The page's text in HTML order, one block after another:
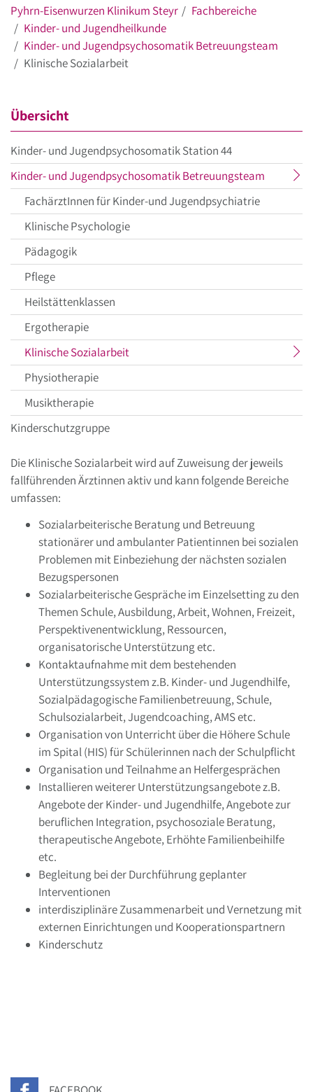
Pyhrn-Eisenwurzen Klinikum Steyr
Fachbereiche
Kinder- und Jugendheilkunde
Kinder- und Jugendpsychosomatik Betreuungsteam
Klinische Sozialarbeit
Übersicht
Kinder- und Jugendpsychosomatik Station 44
Kinder- und Jugendpsychosomatik Betreuungsteam aktueller
FachärztInnen für Kinder-und Jugendpsychiatrie
Klinische Psychologie
Pädagogik
Pflege
Heilstättenklassen
Ergotherapie
Klinische Sozialarbeitaktueller
Menüpunkt
Physiotherapie
Musiktherapie
Kinderschutzgruppe
Die Klinische Sozialarbeit wird auf Zuweisung der jeweils
fallführenden Ärztinnen aktiv und kann folgende Bereiche
umfassen:
Sozialarbeiterische Beratung und Betreuung
stationärer und ambulanter Patientinnen bei sozialen
Problemen mit Einbeziehung der nächsten sozialen
Bezugspersonen
Sozialarbeiterische Gespräche im Einzelsetting zu den
Themen Schule, Ausbildung, Arbeit, Wohnen, Freizeit,
Perspektivenentwicklung, Ressourcen,
organisatorische Unterstützung etc.
Kontaktaufnahme mit dem bestehenden
Unterstützungssystem z.B. Kinder- und Jugendhilfe,
Sozialpädagogische Familienbetreuung, Schule,
Schulsozialarbeit, Jugendcoaching, AMS etc.
Organisation von Unterricht über die Höhere Schule
im Spital (HIS) für Schülerinnen nach der Schulpflicht
Organisation und Teilnahme an Helfergesprächen
Installieren weiterer Unterstützungsangebote z.B.
Angebote der Kinder- und Jugendhilfe, Angebote zur
beruflichen Integration, psychosoziale Beratung,
therapeutische Angebote, Erhöhte Familienbeihilfe
etc.
Begleitung bei der Durchführung geplanter
Interventionen
interdisziplinäre Zusammenarbeit und Vernetzung mit
externen Einrichtungen und Kooperationspartnern
Kinderschutz